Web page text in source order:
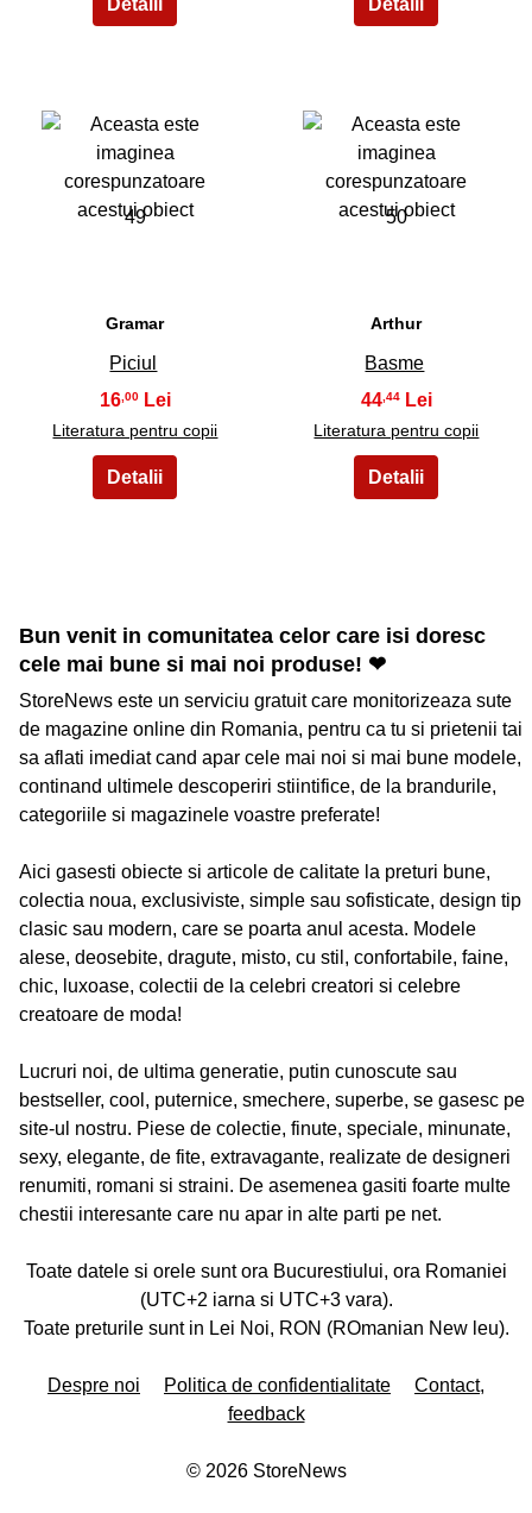
49
Gramar
Piciul
16,00
Literatura pentru copii
50
Arthur
Basme
44,44
Literatura pentru copii
Bun venit in comunitatea celor care isi doresc
cele mai bune si mai noi produse! ❤
StoreNews este un serviciu gratuit care monitorizeaza sute
de magazine online din Romania, pentru ca tu si prietenii tai
sa aflati imediat cand apar cele mai noi si mai bune modele,
continand ultimele descoperiri stiintifice, de la brandurile,
categoriile si magazinele voastre preferate!
Aici gasesti obiecte si articole de calitate la preturi bune,
colectia noua, exclusiviste, simple sau sofisticate, design tip
clasic sau modern, care se poarta anul acesta. Modele
alese, deosebite, dragute, misto, cu stil, confortabile, faine,
chic, luxoase, colectii de la celebri creatori si celebre
creatoare de moda!
Lucruri noi, de ultima generatie, putin cunoscute sau
bestseller, cool, puternice, smechere, superbe, se gasesc pe
site-ul nostru. Piese de colectie, finute, speciale, minunate,
sexy, elegante, de fite, extravagante, realizate de designeri
renumiti, romani si straini. De asemenea gasiti foarte multe
chestii interesante care nu apar in alte parti pe net.
Toate datele si orele sunt ora Bucurestiului, ora Romaniei
(UTC+2 iarna si UTC+3 vara).
Toate preturile sunt in Lei Noi, RON (ROmanian New leu).
Despre noi Politica de confidentialitate
Contact,
feedback
© 2026StoreNews